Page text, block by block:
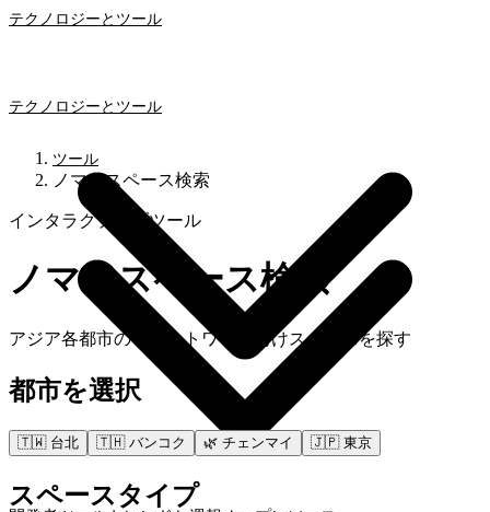
テクノロジーとツール
テクノロジーとツール
ツール
ノマドスペース検索
インタラクティブツール
ノマドスペース検索
アジア各都市のリモートワーク向けスペースを探す
都市を選択
🇹🇼 台北 🇹🇭 バンコク 🌿 チェンマイ 🇯🇵 東京
スペースタイプ